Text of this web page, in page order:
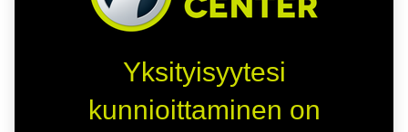
Yksityisyytesi
kunnioittaminen on